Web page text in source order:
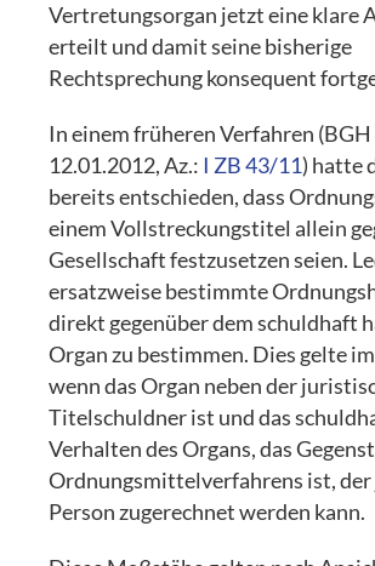
Vertretungsorgan jetzt eine klare
erteilt und damit seine bisherige
Rechtsprechung konsequent
In einem früheren Verfahren
12.01.2012, Az.: I ZB 43/11) hatte
bereits entschieden, dass
einem Vollstreckungstitel allein
Gesellschaft festzusetzen seien.
ersatzweise bestimmte
direkt gegenüber dem schuldhaft
Organ zu bestimmen. Dies gelte
wenn das Organ neben der
Titelschuldner ist und das
Verhalten des Organs, das
Ordnungsmittelverfahrens ist,
Person zugerechnet werden kann.